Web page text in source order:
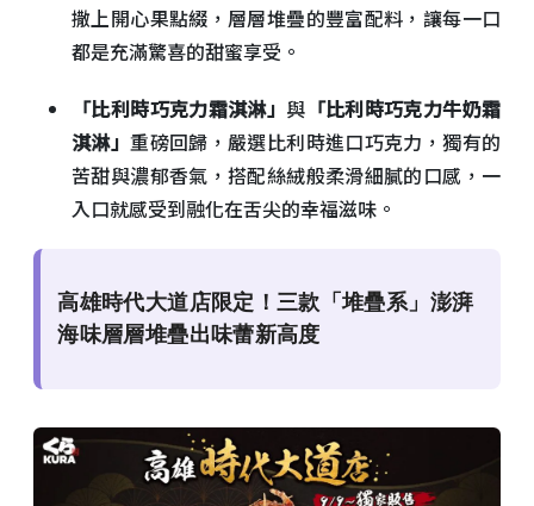
撒上開心果點綴，層層堆疊的豐富配料，讓每一口
都是充滿驚喜的甜蜜享受。
「比利時巧克力霜淇淋」 與 「比利時巧克力牛奶霜
淇淋」重磅回歸，嚴選比利時進口巧克力，獨有的
苦甜與濃郁香氣，搭配絲絨般柔滑細膩的口感，一
入口就感受到融化在舌尖的幸福滋味。
高雄時代大道店限定！三款「堆疊系」澎湃
海味層層堆疊出味蕾新高度